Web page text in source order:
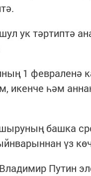
ук тәртиптә
1 февраленә
икенче һәм
башка
үз
Путин